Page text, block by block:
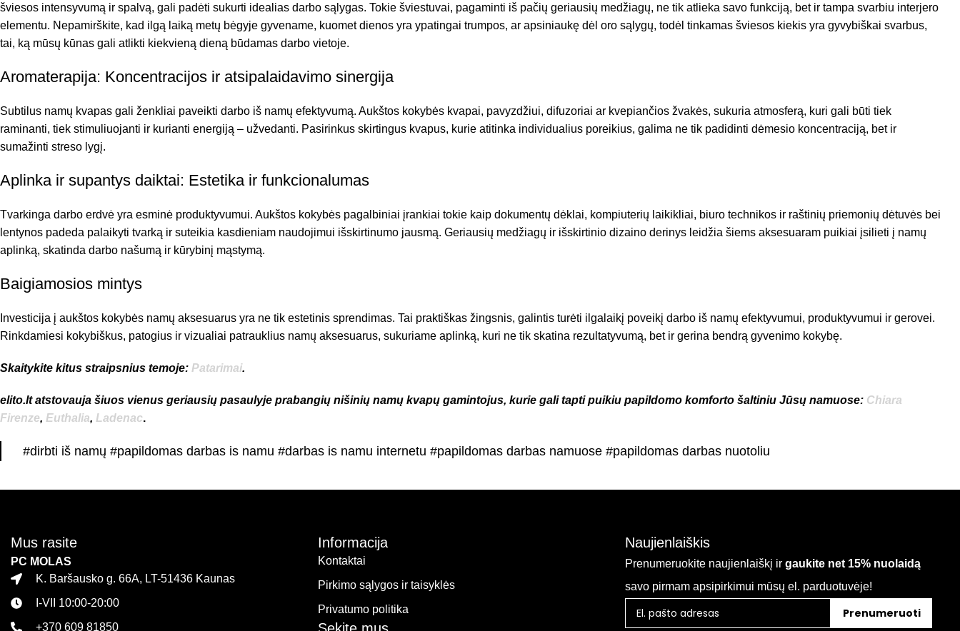
šviesos intensyvumą ir spalvą, gali padėti sukurti idealias darbo sąlygas. Tokie šviestuvai, pagaminti iš pačių geriausių medžiagų, ne tik atlieka savo funkciją, bet ir tampa svarbiu interjero
elementu. Nepamirškite, kad ilgą laiką metų bėgyje gyvename, kuomet dienos yra ypatingai trumpos, ar apsiniaukę dėl oro sąlygų, todėl tinkamas šviesos kiekis yra gyvybiškai svarbus,
tai, ką mūsų kūnas gali atlikti kiekvieną dieną būdamas darbo vietoje.
Aromaterapija: Koncentracijos ir atsipalaidavimo sinergija
Subtilus namų kvapas gali ženkliai paveikti darbo iš namų efektyvumą. Aukštos kokybės kvapai, pavyzdžiui, difuzoriai ar kvepiančios žvakės, sukuria atmosferą, kuri gali būti tiek
raminanti, tiek stimuliuojanti ir kurianti energiją – užvedanti. Pasirinkus skirtingus kvapus, kurie atitinka individualius poreikius, galima ne tik padidinti dėmesio koncentraciją, bet ir
sumažinti streso lygį.
Aplinka ir supantys daiktai: Estetika ir funkcionalumas
Tvarkinga darbo erdvė yra esminė produktyvumui. Aukštos kokybės pagalbiniai įrankiai tokie kaip dokumentų dėklai, kompiuterių laikikliai, biuro technikos ir raštinių priemonių dėtuvės bei
lentynos padeda palaikyti tvarką ir suteikia kasdieniam naudojimui išskirtinumo jausmą. Geriausių medžiagų ir išskirtinio dizaino derinys leidžia šiems aksesuaram puikiai įsilieti į namų
aplinką, skatinda darbo našumą ir kūrybinį mąstymą.
Baigiamosios mintys
Investicija į aukštos kokybės namų aksesuarus yra ne tik estetinis sprendimas. Tai praktiškas žingsnis, galintis turėti ilgalaikį poveikį darbo iš namų efektyvumui, produktyvumui ir gerovei.
Rinkdamiesi kokybiškus, patogius ir vizualiai patrauklius namų aksesuarus, sukuriame aplinką, kuri ne tik skatina rezultatyvumą, bet ir gerina bendrą gyvenimo kokybę.
Skaitykite kitus straipsnius temoje: Patarimai.
elito.lt atstovauja šiuos vienus geriausių pasaulyje prabangių nišinių namų kvapų gamintojus, kurie gali tapti puikiu papildomo komforto šaltiniu Jūsų namuose: Chiara
Firenze, Euthalia, Ladenac.
#dirbti iš namų #papildomas darbas is namu #darbas is namu internetu #papildomas darbas namuose #papildomas darbas nuotoliu
Mus rasite
PC MOLAS
K. Baršausko g. 66A, LT-51436 Kaunas
I-VII 10:00-20:00
+370 609 81850
Informacija
Kontaktai
Pirkimo sąlygos ir taisyklės
Privatumo politika
Sekite mus
Naujienlaiškis
Prenumeruokite naujienlaiškį ir gaukite net 15% nuolaidą
savo pirmam apsipirkimui mūsų el. parduotuvėje!
Prenumeruoti